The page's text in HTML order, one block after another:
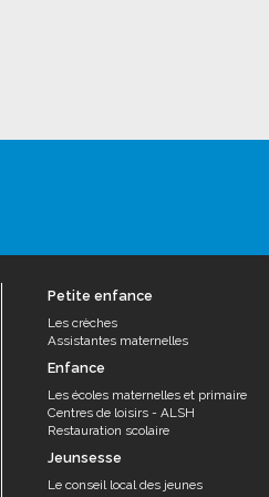
Petite enfance
Les crèches
Assistantes maternelles
Enfance
Les écoles maternelles et primaire
Centres de loisirs - ALSH
Restauration scolaire
Jeunsesse
Le conseil local des jeunes